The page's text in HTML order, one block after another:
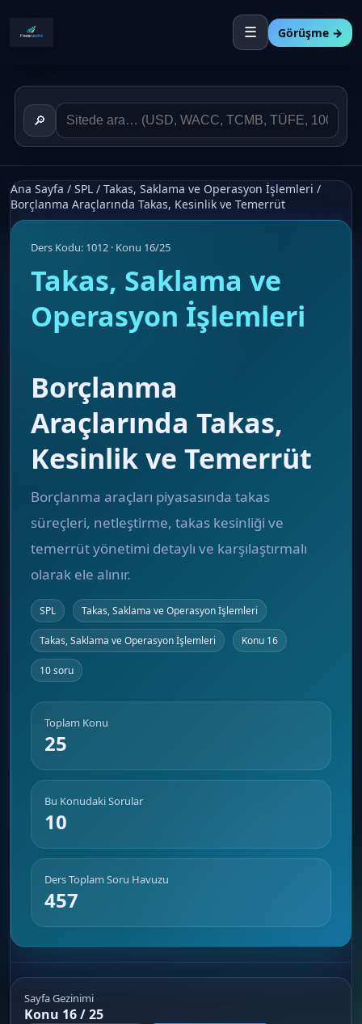
☰ Görüşme →
🔎
Ana Sayfa / SPL / Takas, Saklama ve Operasyon İşlemleri /
Borçlanma Araçlarında Takas, Kesinlik ve Temerrüt
Ders Kodu: 1012 · Konu 16/25
Takas, Saklama ve
Operasyon İşlemleri
Borçlanma
Araçlarında Takas,
Kesinlik ve Temerrüt
Borçlanma araçları piyasasında takas
süreçleri, netleştirme, takas kesinliği ve
temerrüt yönetimi detaylı ve karşılaştırmalı
olarak ele alınır.
SPL Takas, Saklama ve Operasyon İşlemleri
Takas, Saklama ve Operasyon İşlemleri Konu 16
10 soru
Toplam Konu
25
Bu Konudaki Sorular
10
Ders Toplam Soru Havuzu
457
Sayfa Gezinimi
Konu 16 / 25